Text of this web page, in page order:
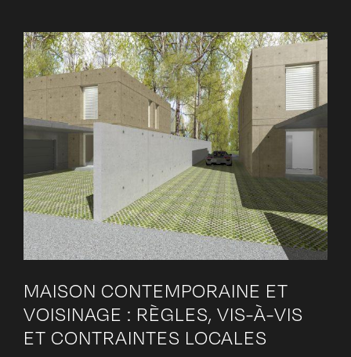
MAISON CONTEMPORAINE ET
VOISINAGE : RÈGLES, VIS-À-VIS
ET CONTRAINTES LOCALES